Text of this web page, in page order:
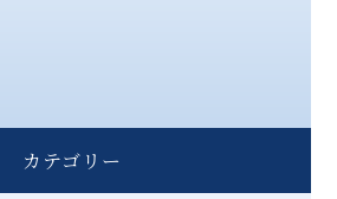
カテゴリー